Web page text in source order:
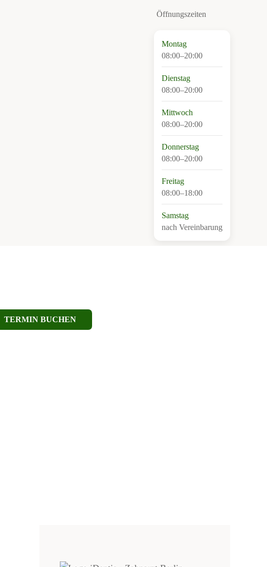
Öffnungszeiten
Montag
08:00–20:00
Dienstag
08:00–20:00
Mittwoch
08:00–20:00
Donnerstag
08:00–20:00
Freitag
08:00–18:00
Samstag
nach Vereinbarung
TERMIN BUCHEN